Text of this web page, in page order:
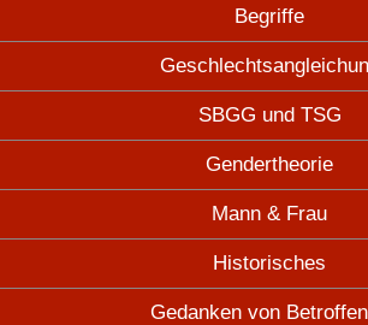
Begriffe
SBGG und TSG
Gendertheorie
Mann & Frau
Historisches
Gedanken von